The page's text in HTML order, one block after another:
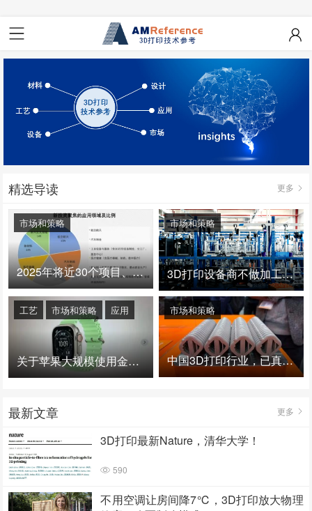
精选导读 更多
2025年将近30个项目、150亿投资：3D打印真的迎来爆发拐点了吗
市场和策略
3D打印设备商不做加工服务，就成了旁观者！
市场和策略
关于苹果大规模使用金属3D打印的思考
工艺 市场和策略 应用
中国3D打印行业，已真正进入爆发时代！
市场和策略
最新文章 更多
3D打印最新Nature，清华大学！
590
不用空调让房间降7℃，3D打印放大物理